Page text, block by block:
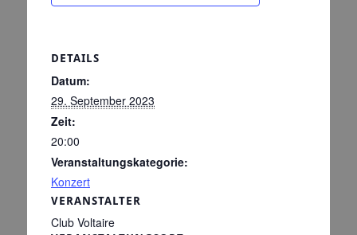
DETAILS
Datum:
29. September 2023
Zeit:
20:00
Veranstaltungskategorie:
Konzert
VERANSTALTER
Club Voltaire